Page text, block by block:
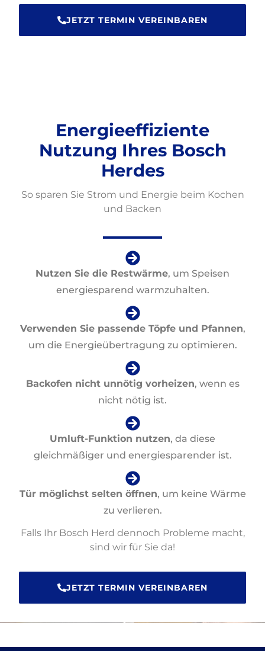
JETZT TERMIN VEREINBAREN
Energieeffiziente
Nutzung Ihres Bosch
Herdes
So sparen Sie Strom und Energie beim Kochen
und Backen
Nutzen Sie die Restwärme, um Speisen
energiesparend warmzuhalten.
Verwenden Sie passende Töpfe und Pfannen,
um die Energieübertragung zu optimieren.
Backofen nicht unnötig vorheizen, wenn es
nicht nötig ist.
Umluft-Funktion nutzen, da diese
gleichmäßiger und energiesparender ist.
Tür möglichst selten öffnen, um keine Wärme
zu verlieren.
Falls Ihr Bosch Herd dennoch Probleme macht,
sind wir für Sie da!
JETZT TERMIN VEREINBAREN